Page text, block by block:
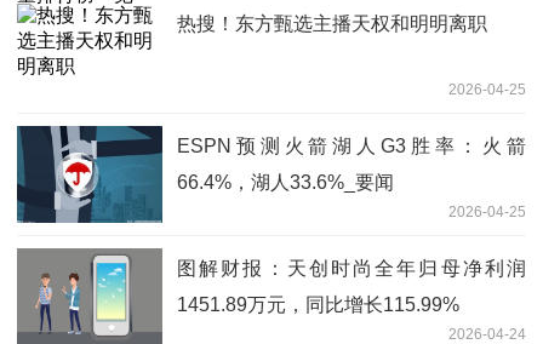
热搜！东方甄选主播天权和明明离职
2026-04-25
ESPN预测火箭湖人G3胜率：火箭
66.4%，湖人33.6%_要闻
2026-04-25
图解财报：天创时尚全年归母净利润
1451.89万元，同比增长115.99%
2026-04-24